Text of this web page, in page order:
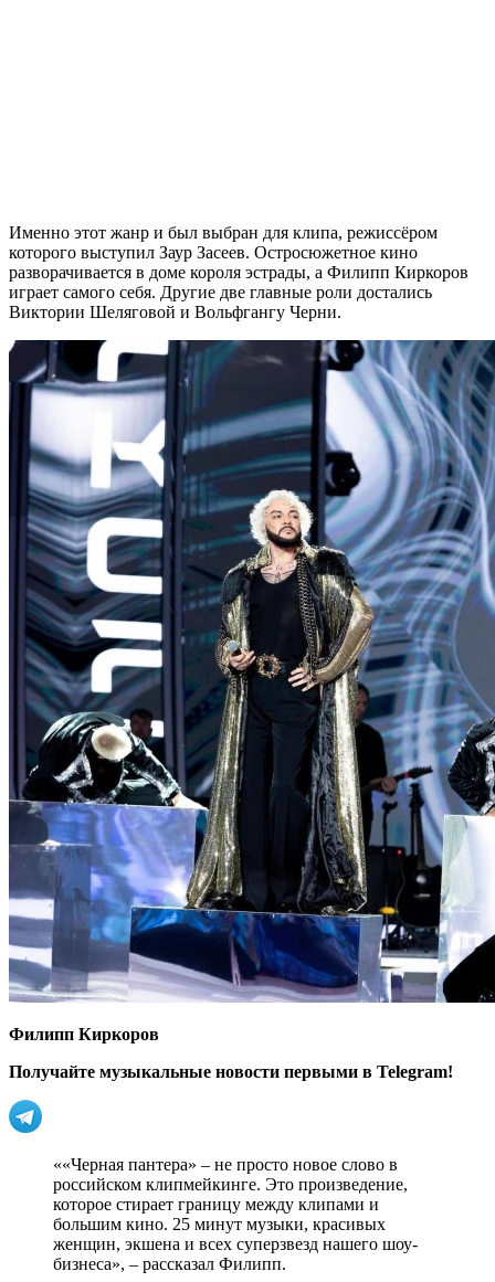
Именно этот жанр и был выбран для клипа, режиссёром
которого выступил Заур Засеев. Остросюжетное кино
разворачивается в доме короля эстрады, а Филипп Киркоров
играет самого себя. Другие две главные роли достались
Виктории Шеляговой и Вольфгангу Черни.
Филипп Киркоров
Получайте музыкальные новости первыми в Telegram!
««Черная пантера» – не просто новое слово в
российском клипмейкинге. Это произведение,
которое стирает границу между клипами и
большим кино. 25 минут музыки, красивых
женщин, экшена и всех суперзвезд нашего шоу-
бизнеса», – рассказал Филипп.